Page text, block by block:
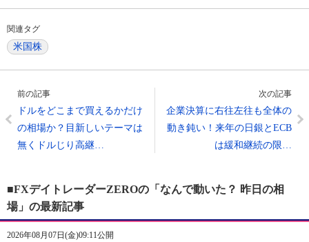
関連タグ
米国株
前の記事
ドルをどこまで買えるかだけ
の相場か？目新しいテーマは
無くドルじり高継…
次の記事
企業決算に右往左往も全体の
動き鈍い！来年の日銀とECB
は緩和継続の限…
■FXデイトレーダーZEROの「なんで動いた？ 昨日の相
場」の最新記事
2026年08月07日(金)09:11公開